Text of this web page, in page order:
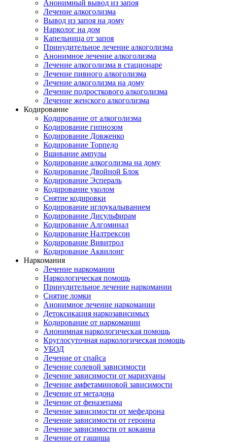
Анонимный вывод из запоя
Лечение алкоголизма
Вывод из запоя на дому
Нарколог на дом
Капельница от запоя
Принудительное лечение алкоголизма
Анонимное лечение алкоголизма
Лечение алкоголизма в стационаре
Лечение пивного алкоголизма
Лечение алкоголизма на дому
Лечение подросткового алкоголизма
Лечение женского алкоголизма
Кодирование
Кодирование от алкоголизма
Кодирование гипнозом
Кодирование Довженко
Кодирование Торпедо
Вшивание ампулы
Кодирование алкоголизма на дому
Кодирование Двойной Блок
Кодирование Эспераль
Кодирование уколом
Снятие кодировки
Кодирование иглоукалыванием
Кодирование Дисульфирам
Кодирование Алгоминал
Кодирование Налтрексон
Кодирование Вивитрол
Кодирование Аквилонг
Наркомания
Лечение наркомании
Наркологическая помощь
Принудительное лечение наркомании
Снятие ломки
Анонимное лечение наркомании
Детоксикация наркозависимых
Кодирование от наркомании
Анонимная наркологическая помощь
Круглосуточная наркологическая помощь
УБОД
Лечение от спайса
Лечение солевой зависимости
Лечение зависимости от марихуаны
Лечение амфетаминовой зависимости
Лечение от метадона
Лечение от феназепама
Лечение зависимости от мефедрона
Лечение зависимости от героина
Лечение зависимости от кокаина
Лечение от гашиша